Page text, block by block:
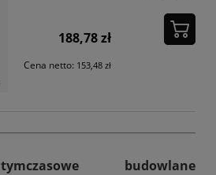
188,78 zł
Cena netto: 153,48 zł
budowlane